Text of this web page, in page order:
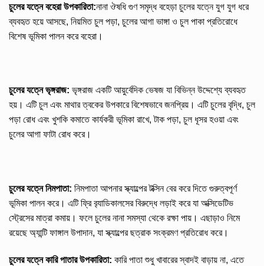
চুলের যত্নে বহেরা উপকারিতা:নানা ঔষধি গুণ সমৃদ্ধ বহেড়া চুলের যত্নে যুগ যুগ ধরে
ব্যবহৃত হয়ে আসছে, নিয়মিত চুল পড়া, চুলের আগা ভাঙ্গা ও চুল পাকা প্রতিরোধে
বিশেষ ভূমিকা পালন করে বহেরা।
চুলের যত্নে ভৃঙ্গরাজ: ভৃঙ্গরাজ একটি আয়ুর্বেদিক ভেষজ যা বিভিন্ন উদ্দেশ্যে ব্যবহৃত
হয়। এটি চুল এবং মাথার ত্বকের উপকারে বিশেষভাবে জনপ্রিয়। এটি চুলের বৃদ্ধি, চুল
পড়া রোধ এবং খুশকি কমাতে কার্যকরী ভূমিকা রাখে, টাক পড়া, চুল ধূসর হওয়া এবং
চুলের আগা ফাটা রোধ করে।
চুলের যত্নে নিমপাতা: নিমপাতা আপনার স্ক্যাল্পের টক্সিন বের করে দিতে গুরুত্বপূর্ণ
ভূমিকা পালন করে। এটি ফ্রি ব়্যাডিকালসের বিরুদ্ধে লড়াই করে যা অক্সিডেটিভ
স্ট্রেসের মাত্রা কমায়। ফলে চুলের নানা সমস্যা থেকে রক্ষা পায়। এছাড়াও নিমে
রয়েছে অ্যান্টি ফাঙ্গাল উপাদান, যা স্ক্যাল্পের ছত্রাক সংক্রমণ প্রতিরোধ করে।
চুলের যত্নে কারি পাতার উপকারিতা: কারি পাতা শুধু খাবারের স্বাদই বাড়ায় না, এতে